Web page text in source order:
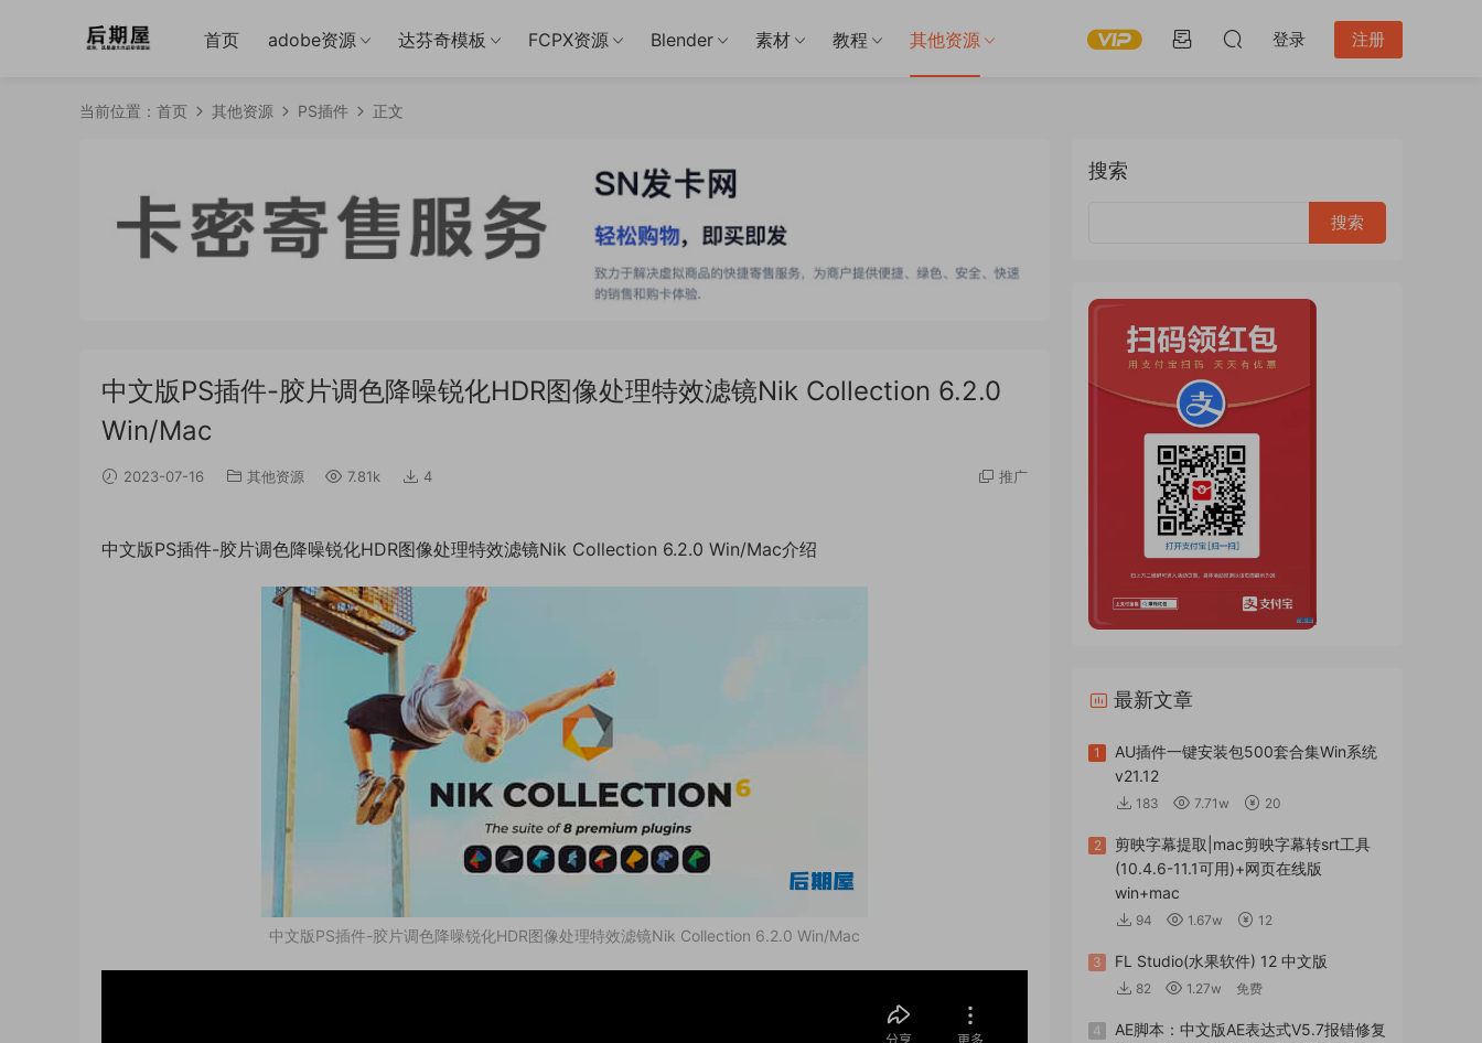
首页 adobe资源 达芬奇模板 FCPX资源 Blender 素材 教程 其他资源 登录 注册
当前位置： 首页 其他资源 PS插件 正文
中文版PS插件-胶片调色降噪锐化HDR图像处理特效滤镜Nik Collection 6.2.0
Win/Mac
2023-07-16 其他资源 7.81k 4 推广
中文版PS插件-胶片调色降噪锐化HDR图像处理特效滤镜Nik Collection 6.2.0 Win/Mac介绍
中文版PS插件-胶片调色降噪锐化HDR图像处理特效滤镜Nik Collection 6.2.0 Win/Mac
搜索
最新文章
1
AU插件一键安装包500套合集Win系统
v21.12
183 7.71w 20
2
剪映字幕提取|mac剪映字幕转srt工具
(10.4.6-11.1可用)+网页在线版
win+mac
94 1.67w 12
3 FL Studio(水果软件) 12 中文版
82 1.27w 免费
4
AE脚本：中文版AE表达式V5.7报错修复